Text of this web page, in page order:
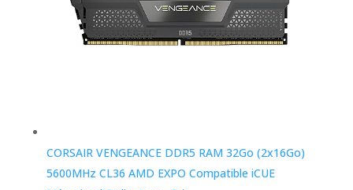
CORSAIR VENGEANCE DDR5 RAM 32Go (2x16Go)
5600MHz CL36 AMD EXPO Compatible iCUE